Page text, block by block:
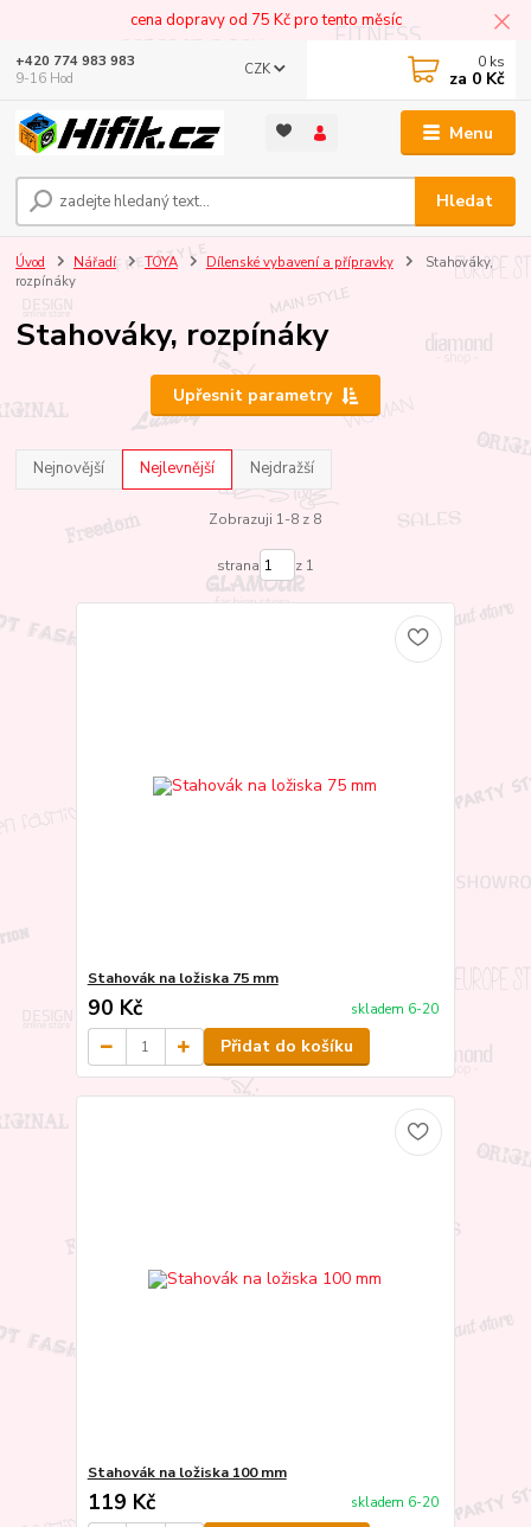
cena dopravy od 75 Kč pro tento měsíc
Menu
CZK
Hledat
+420 774 983 983
9-16 Hod
0 ks
za 0 Kč
Úvod Nářadí TOYA Dílenské vybavení a přípravky
Stahováky,
rozpínáky
Stahováky, rozpínáky
Upřesnit parametry
Nejnovější Nejlevnější Nejdražší
Zobrazuji 1-8 z 8
strana z 1
Stahovák na ložiska 75 mm
90 Kč skladem 6-20
Přidat do košíku
Stahovák na ložiska 100 mm
119 Kč skladem 6-20